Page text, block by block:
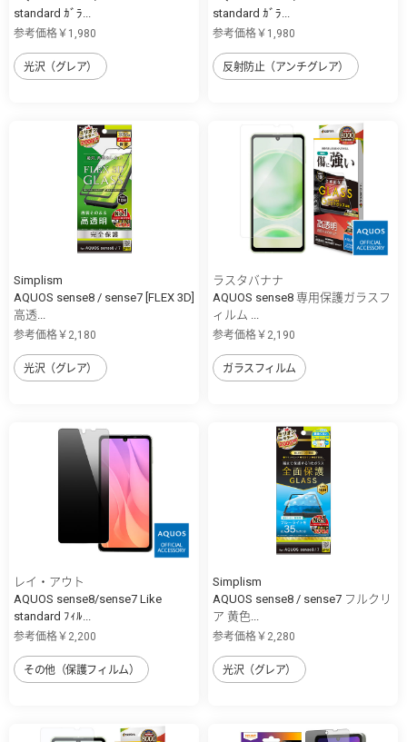
standard ｶﾞﾗ...
参考価格￥1,980
光沢（グレア）
standard ｶﾞﾗ...
参考価格￥1,980
反射防止（アンチグレア）
Simplism
AQUOS sense8 / sense7 [FLEX 3D]
高透...
参考価格￥2,180
光沢（グレア）
ラスタバナナ
AQUOS sense8 専用保護ガラスフ
ィルム ...
参考価格￥2,190
ガラスフィルム
レイ・アウト
AQUOS sense8/sense7 Like
standard ﾌｨﾙ...
参考価格￥2,200
その他（保護フィルム）
Simplism
AQUOS sense8 / sense7 フルクリ
ア 黄色...
参考価格￥2,280
光沢（グレア）